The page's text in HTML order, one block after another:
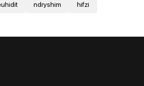
ndryshim hifzi